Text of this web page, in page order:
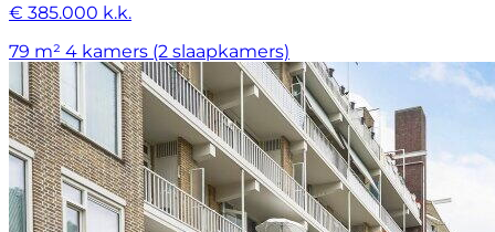
€ 385.000 k.k.
79 m² 4 kamers (2 slaapkamers)